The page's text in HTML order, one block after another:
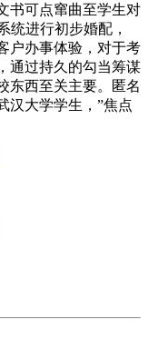
书可点窜曲至学生对
统进行初步婚配，
户办事体验，对于考
通过持久的勾当筹谋
东西至关主要。匿名
汉大学学生，”焦点